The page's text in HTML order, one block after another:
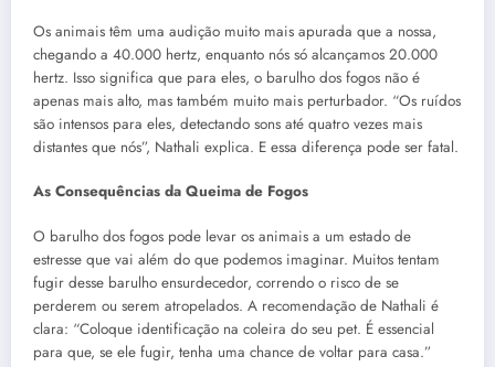
Os animais têm uma audição muito mais apurada que a nossa,
chegando a 40.000 hertz, enquanto nós só alcançamos 20.000
hertz. Isso significa que para eles, o barulho dos fogos não é
apenas mais alto, mas também muito mais perturbador. “Os ruídos
são intensos para eles, detectando sons até quatro vezes mais
distantes que nós”, Nathali explica. E essa diferença pode ser fatal.
As Consequências da Queima de Fogos
O barulho dos fogos pode levar os animais a um estado de
estresse que vai além do que podemos imaginar. Muitos tentam
fugir desse barulho ensurdecedor, correndo o risco de se
perderem ou serem atropelados. A recomendação de Nathali é
clara: “Coloque identificação na coleira do seu pet. É essencial
para que, se ele fugir, tenha uma chance de voltar para casa.”